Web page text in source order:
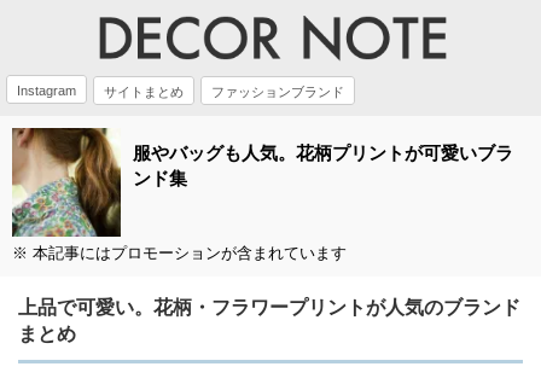
Instagram サイトまとめ ファッションブランド
服やバッグも人気。花柄プリントが可愛いブラ
ンド集
※ 本記事にはプロモーションが含まれています
上品で可愛い。花柄・フラワープリントが人気のブランド
まとめ